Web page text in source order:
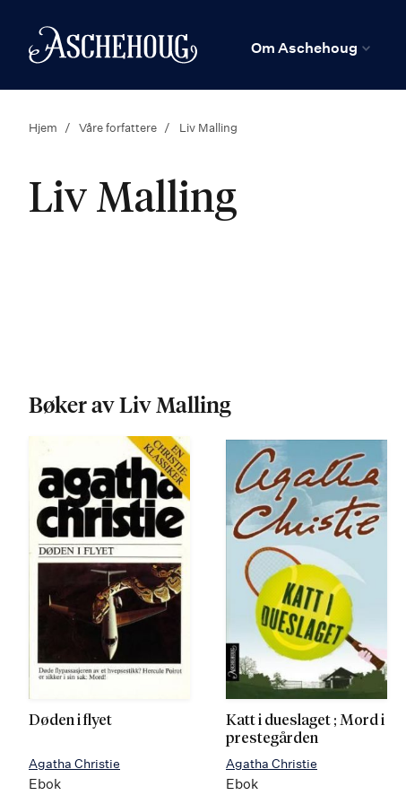
Hjem
Om Aschehoug
Hjem Våre forfattere Liv Malling
Liv Malling
Bøker av Liv Malling
Døden i flyet
Agatha Christie
Ebok
Katt i dueslaget ; Mord i
prestegården
Agatha Christie
Ebok